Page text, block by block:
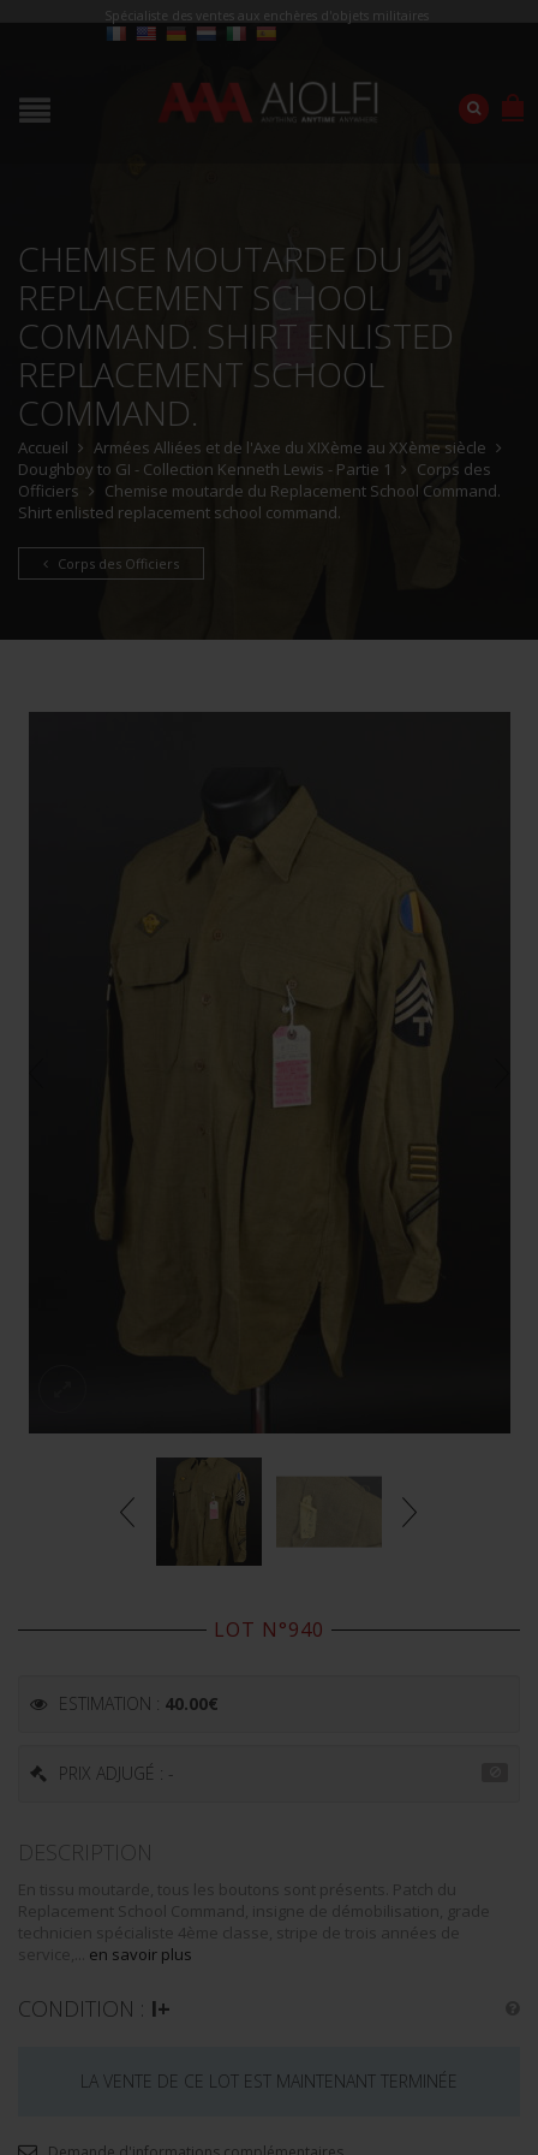
Spécialiste des ventes aux enchères d'objets militaires
CHEMISE MOUTARDE DU
REPLACEMENT SCHOOL
COMMAND. SHIRT ENLISTED
REPLACEMENT SCHOOL
COMMAND.
Accueil
Armées Alliées et de l'Axe du XIXème au XXème siècle
Doughboy to GI - Collection Kenneth Lewis - Partie 1
Corps des
Officiers
Chemise moutarde du Replacement School Command.
Shirt enlisted replacement school command.
Corps des Officiers
LOT N°940
ESTIMATION : 40.00€
PRIX ADJUGÉ : -
DESCRIPTION
En tissu moutarde, tous les boutons sont présents. Patch du
Replacement School Command, insigne de démobilisation, grade
technicien spécialiste 4ème classe, stripe de trois années de
service,... en savoir plus
CONDITION : I+
LA VENTE DE CE LOT EST MAINTENANT TERMINÉE